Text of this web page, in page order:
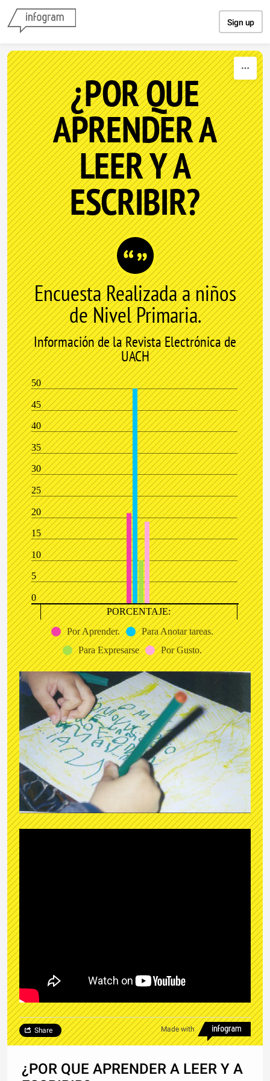
Sign up
¿POR QUE
APRENDER A
LEER Y A
ESCRIBIR?
Encuesta Realizada a niños
de Nivel Primaria.
Información de la Revista Electrónica de
UACH
50
45
40
35
30
25
20
15
10
5
0
PORCENTAJE:
Por Aprender.
Para Anotar tareas.
Para Expresarse
Por Gusto.
Made with
Share
¿POR QUE APRENDER A LEER Y A